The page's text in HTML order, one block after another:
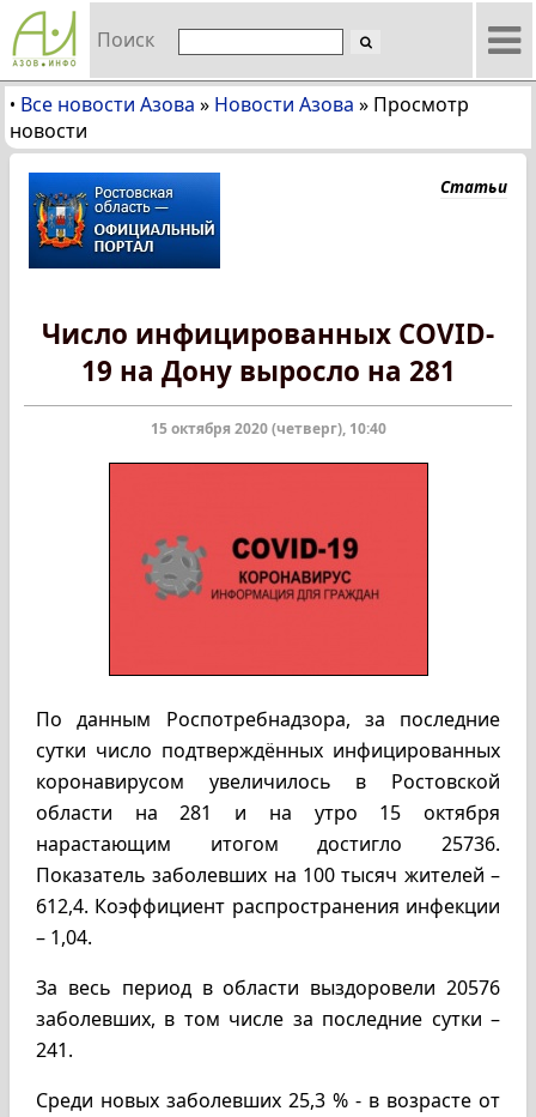
Поиск
• Все новости Азова » Новости Азова » Просмотр
новости
Статьи
Число инфицированных COVID-
19 на Дону выросло на 281
15 октября 2020 (четверг), 10:40
По данным Роспотребнадзора, за последние
сутки число подтверждённых инфицированных
коронавирусом увеличилось в Ростовской
области на 281 и на утро 15 октября
нарастающим итогом достигло 25736.
Показатель заболевших на 100 тысяч жителей –
612,4. Коэффициент распространения инфекции
– 1,04.
За весь период в области выздоровели 20576
заболевших, в том числе за последние сутки –
241.
Среди новых заболевших 25,3 % - в возрасте от